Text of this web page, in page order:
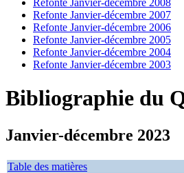
Refonte Janvier-décembre 2008
Refonte Janvier-décembre 2007
Refonte Janvier-décembre 2006
Refonte Janvier-décembre 2005
Refonte Janvier-décembre 2004
Refonte Janvier-décembre 2003
Bibliographie du
Janvier-décembre 2023
Table des matières